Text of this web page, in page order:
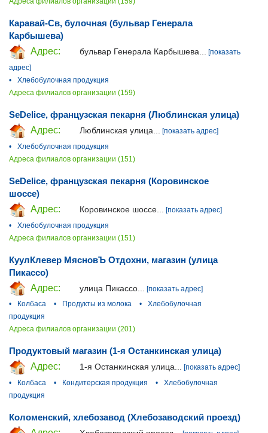
Каравай-Св, булочная (бульвар Генерала
Карбышева)
Адрес:
бульвар Генерала Карбышева... [показать
адрес]
•
Хлебобулочная продукция
Адреса филиалов организации (159)
SeDelice, французская пекарня (Люблинская улица)
Адрес:
Люблинская улица...
[показать адрес]
•
Хлебобулочная продукция
Адреса филиалов организации (151)
SeDelice, французская пекарня (Коровинское
шоссе)
Адрес:
Коровинское шоссе...
[показать адрес]
•
Хлебобулочная продукция
Адреса филиалов организации (151)
КуулКлевер МясновЪ Отдохни, магазин (улица
Пикассо)
Адрес:
улица Пикассо...
[показать адрес]
•
Колбаса • Продукты из молока •
Хлебобулочная
продукция
Адреса филиалов организации (201)
Продуктовый магазин (1-я Останкинская улица)
Адрес:
1-я Останкинская улица... [показать адрес]
•
Колбаса • Кондитерская продукция •
Хлебобулочная
продукция
Коломенский, хлебозавод (Хлебозаводский проезд)